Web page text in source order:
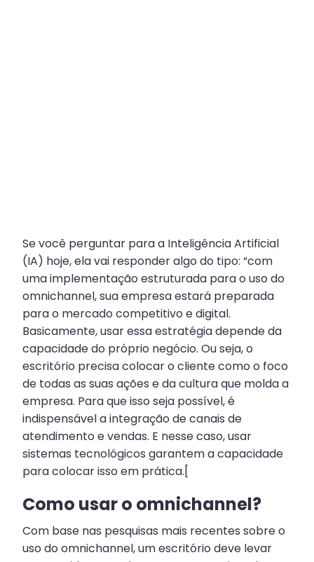
Se você perguntar para a Inteligência Artificial
(IA) hoje, ela vai responder algo do tipo: “com
uma implementação estruturada para o uso do
omnichannel, sua empresa estará preparada
para o mercado competitivo e digital.
Basicamente, usar essa estratégia depende da
capacidade do próprio negócio. Ou seja, o
escritório precisa colocar o cliente como o foco
de todas as suas ações e da cultura que molda a
empresa. Para que isso seja possível, é
indispensável a integração de canais de
atendimento e vendas. E nesse caso, usar
sistemas tecnológicos garantem a capacidade
para colocar isso em prática.[
Como usar o omnichannel?
Com base nas pesquisas mais recentes sobre o
uso do omnichannel, um escritório deve levar